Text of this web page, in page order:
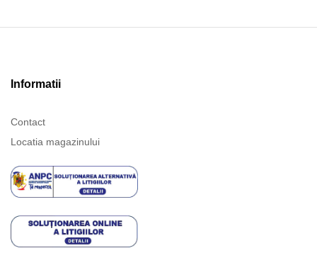
Informatii
Contact
Locatia magazinului